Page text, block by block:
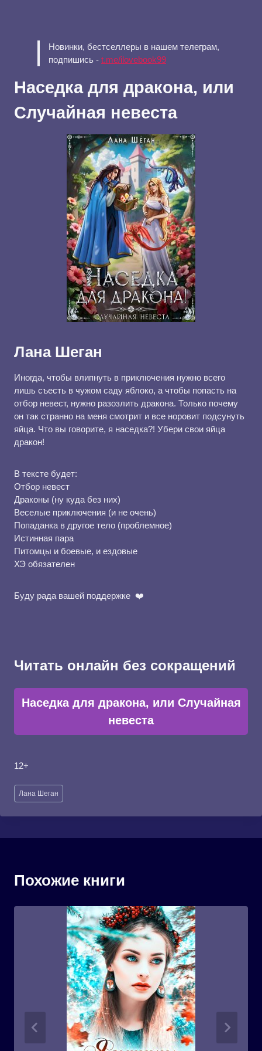
Новинки, бестселлеры в нашем телеграм,
подпишись - t.me/ilovebook99
Наседка для дракона, или
Случайная невеста
Лана Шеган
Иногда, чтобы влипнуть в приключения нужно всего
лишь съесть в чужом саду яблоко, а чтобы попасть на
отбор невест, нужно разозлить дракона. Только почему
он так странно на меня смотрит и все норовит подсунуть
яйца. Что вы говорите, я наседка?! Убери свои яйца
дракон!
В тексте будет:
Отбор невест
Драконы (ну куда без них)
Веселые приключения (и не очень)
Попаданка в другое тело (проблемное)
Истинная пара
Питомцы и боевые, и ездовые
ХЭ обязателен
Буду рада вашей поддержке ‍❤️‍
Читать онлайн без сокращений
Наседка для дракона, или Случайная
невеста
12+
Метки
записи:
Лана Шеган
Похожие книги